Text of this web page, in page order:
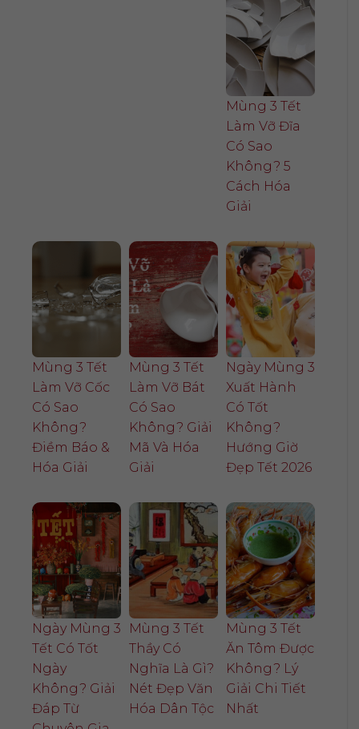
Mùng 3 Tết
Làm Vỡ Đĩa
Có Sao
Không? 5
Cách Hóa
Giải
Mùng 3 Tết
Làm Vỡ Cốc
Có Sao
Không?
Điềm Báo &
Hóa Giải
Mùng 3 Tết
Làm Vỡ Bát
Có Sao
Không? Giải
Mã Và Hóa
Giải
Ngày Mùng 3
Xuất Hành
Có Tốt
Không?
Hướng Giờ
Đẹp Tết 2026
Ngày Mùng 3
Tết Có Tốt
Ngày
Không? Giải
Đáp Từ
Mùng 3 Tết
Thầy Có
Nghĩa Là Gì?
Nét Đẹp Văn
Hóa Dân Tộc
Mùng 3 Tết
Ăn Tôm Được
Không? Lý
Giải Chi Tiết
Nhất